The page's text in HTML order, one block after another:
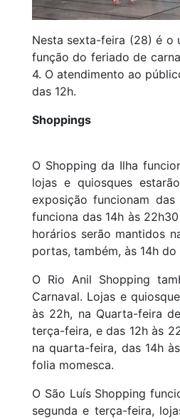
Nesta sexta-feira (28) é o
função do feriado de
4. O atendimento ao
das 12h.
Shoppings
O Shopping da Ilha
lojas e quiosques
exposição funcionam
funciona das 14h às
horários serão mantidos
portas, também, às 14h
O Rio Anil Shopping
Carnaval. Lojas e
às 22h, na Quarta-feira
terça-feira, e das 12h às
na quarta-feira, das 14h
folia momesca.
O São Luís Shopping
segunda e terça-feira,